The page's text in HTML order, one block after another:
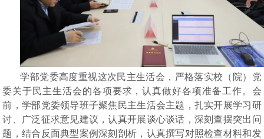
学部党委高度重视这次民主生活会，严格落实校（院）党
委关于民主生活会的各项要求，认真做好各项准备工作。会
前，学部党委领导班子聚焦民主生活会主题，扎实开展学习研
讨、广泛征求意见建议，认真开展谈心谈话，深刻查摆突出问
题，结合反面典型案例深刻剖析，认真撰写对照检查材料和发